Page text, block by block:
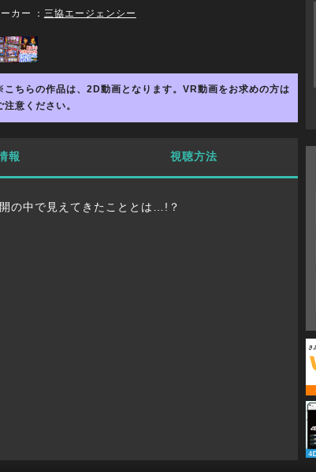
ーカー
： 三協エージェンシー
ちらの作品は、2D動画となります。VR動画をお求めの方は
注意ください。
報 視聴方法
の中で見えてきたこととは…!？